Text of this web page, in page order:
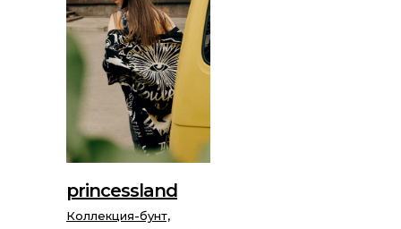
Коллекция-бунт,
princessland